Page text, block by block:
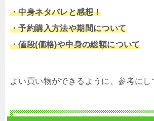
・中身ネタバレと感想！
・予約購入方法や期間について
・値段(価格)や中身の総額について
よい買い物ができるように、参考にし